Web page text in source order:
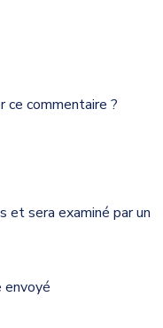
ce commentaire ?
et sera examiné par un